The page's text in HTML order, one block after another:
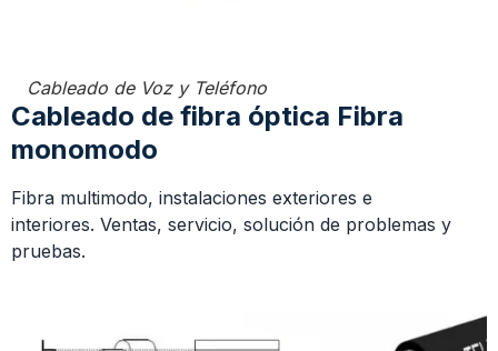
Cableado de Voz y Teléfono
Cableado de fibra óptica Fibra
monomodo
Fibra multimodo, instalaciones exteriores e
interiores. Ventas, servicio, solución de problemas y
pruebas.